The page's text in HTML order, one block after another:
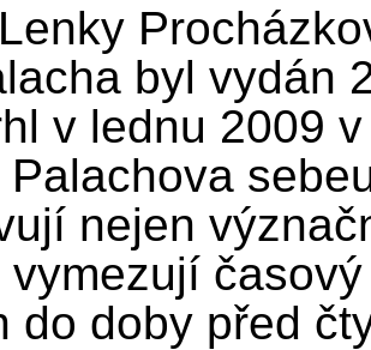
byl vydán
v lednu 2009
nejen
vymezují
do doby před